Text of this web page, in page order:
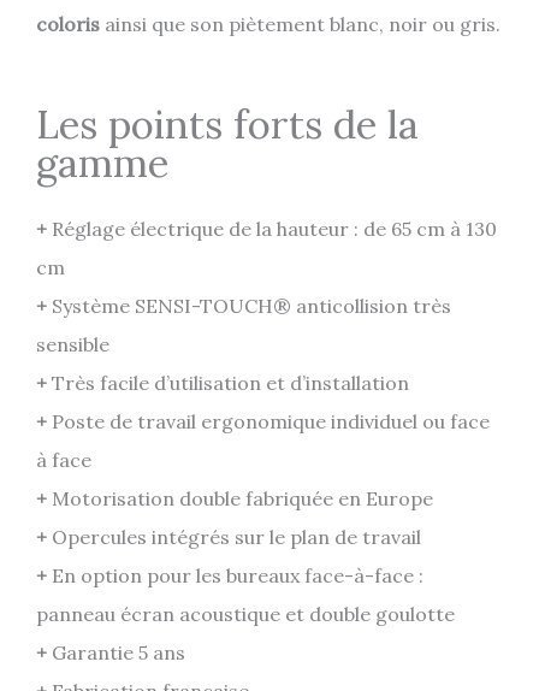
coloris ainsi que son piètement blanc, noir ou gris.
Les points forts de la
gamme
+ Réglage électrique de la hauteur : de 65 cm à 130
cm
+ Système SENSI-TOUCH® anticollision très
sensible
+ Très facile d’utilisation et d’installation
+ Poste de travail ergonomique individuel ou face
à face
+ Motorisation double fabriquée en Europe
+ Opercules intégrés sur le plan de travail
+ En option pour les bureaux face-à-face :
panneau écran acoustique et double goulotte
+ Garantie 5 ans